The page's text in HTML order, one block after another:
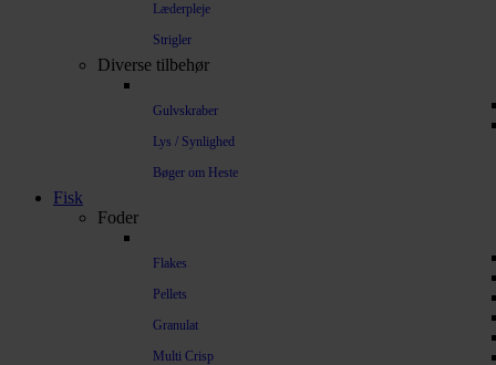
Læderpleje
Strigler
Diverse tilbehør
Gulvskraber
Lys / Synlighed
Bøger om Heste
Fisk
Foder
Flakes
Pellets
Granulat
Multi Crisp